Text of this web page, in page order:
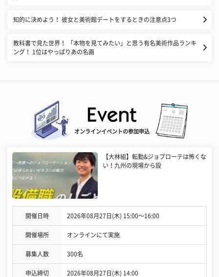
知的に決めよう！ 彼女と美術館デートをするときの注意点3つ
​教科書で見た世界！ 「本物を見てみたい」と思う有名美術作品ランキ
ング！ 1位はやっぱりあの名画
オンラインイベントの参加申込
【大林組】転勤&ジョブローテは怖くな
い！九州の現場から設
開催日時 2026年08月27日(木) 15:00〜16:00
開催場所 オンラインにて実施
募集人数 300名
申込締切 2026年08月27日(木) 14:00